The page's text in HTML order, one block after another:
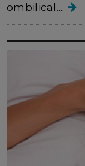
ombilical....